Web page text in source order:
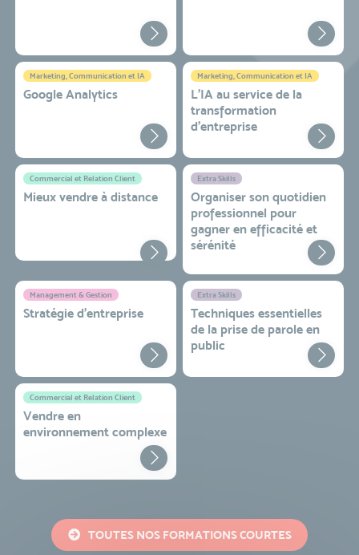
Marketing, Communication et IA
Google Analytics
Marketing, Communication et IA
L'IA au service de la
transformation
d'entreprise
Commercial et Relation Client
Mieux vendre à distance
Extra Skills
Organiser son quotidien
professionnel pour
gagner en efficacité et
sérénité
Management & Gestion
Stratégie d’entreprise
Extra Skills
Techniques essentielles
de la prise de parole en
public
Commercial et Relation Client
Vendre en
environnement complexe
TOUTES NOS FORMATIONS COURTES